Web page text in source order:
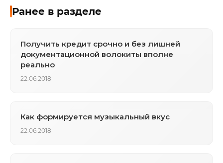
Ранее в разделе
Получить кредит срочно и без лишней
документационной волокиты вполне
реально
22.06.2018
Как формируется музыкальный вкус
22.06.2018